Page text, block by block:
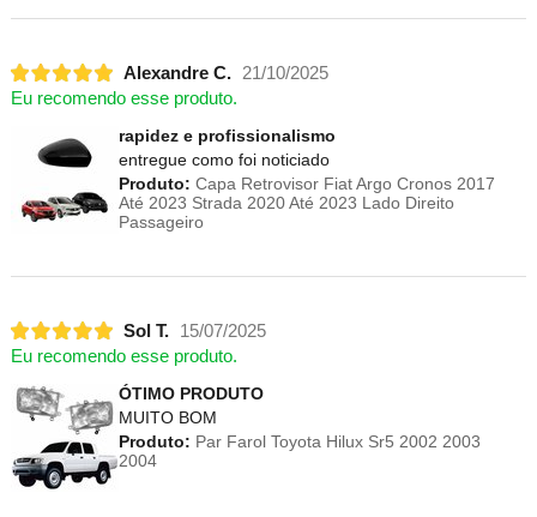
Alexandre C.
21/10/2025
Eu recomendo esse produto.
rapidez e profissionalismo
entregue como foi noticiado
Produto: Capa Retrovisor Fiat Argo Cronos 2017
Até 2023 Strada 2020 Até 2023 Lado Direito
Passageiro
Sol T.
15/07/2025
Eu recomendo esse produto.
ÓTIMO PRODUTO
MUITO BOM
Produto: Par Farol Toyota Hilux Sr5 2002 2003
2004